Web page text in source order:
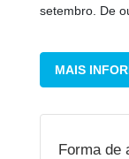
setembro. De
MAIS
Forma de